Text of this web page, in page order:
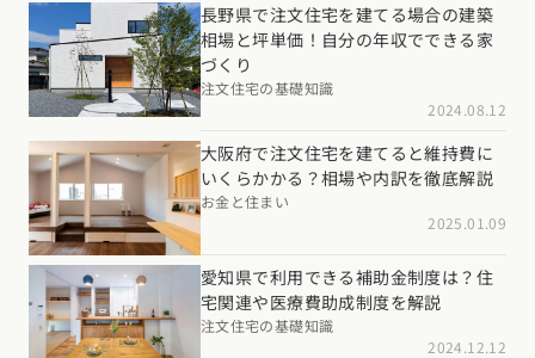
長野県で注文住宅を建てる場合の建築
相場と坪単価！自分の年収でできる家
づくり
注文住宅の基礎知識
2024.08.12
大阪府で注文住宅を建てると維持費に
いくらかかる？相場や内訳を徹底解説
お金と住まい
2025.01.09
愛知県で利用できる補助金制度は？住
宅関連や医療費助成制度を解説
注文住宅の基礎知識
2024.12.12